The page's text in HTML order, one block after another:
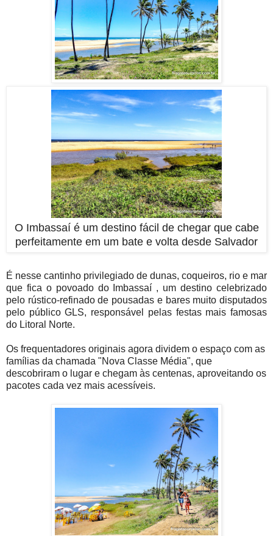
O Imbassaí é um destino fácil de chegar que cabe
perfeitamente em um bate e volta desde Salvador
É nesse cantinho privilegiado de dunas, coqueiros, rio e mar
que fica o povoado do Imbassaí , um destino celebrizado
pelo rústico-refinado de pousadas e bares muito disputados
pelo público GLS, responsável pelas festas mais famosas
do Litoral Norte.
Os frequentadores originais agora dividem o espaço com as
famílias da chamada "Nova Classe Média", que
descobriram o lugar e chegam às centenas, aproveitando os
pacotes cada vez mais acessíveis.